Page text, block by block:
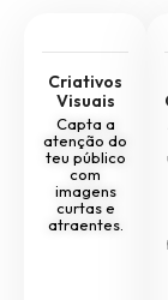
Criativos
Visuais
Capta a
atenção do
teu público
com
imagens
curtas e
atraentes.